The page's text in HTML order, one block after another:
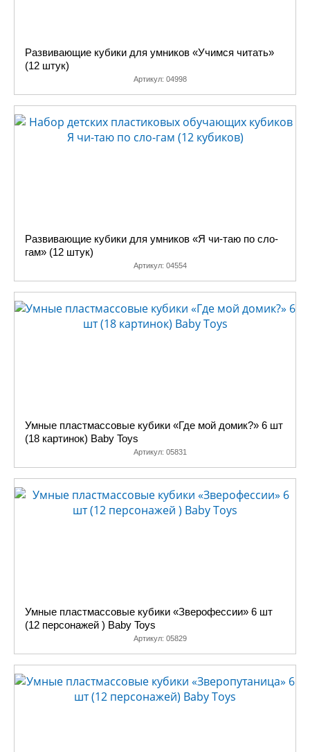
Развивающие кубики для умников «Учимся читать»
(12 штук)
Артикул: 04998
Развивающие кубики для умников «Я чи-таю по сло-
гам» (12 штук)
Артикул: 04554
Умные пластмассовые кубики «Где мой домик?» 6 шт
(18 картинок) Baby Toys
Артикул: 05831
Умные пластмассовые кубики «Зверофессии» 6 шт
(12 персонажей ) Baby Toys
Артикул: 05829